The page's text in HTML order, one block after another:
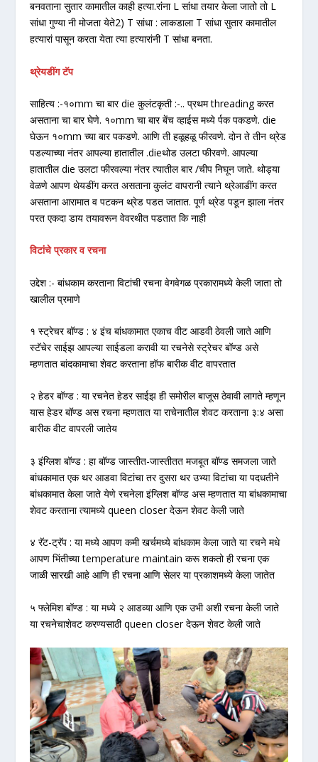
बनवताना सुतार कामातील काही हत्या.रांना L सांधा तयार केला जातो तो L
सांधा गुण्या नी मोजता येते2) T सांधा : लाकडाला T सांधा सुतार कामातील
हत्यारां पासून करता येता त्या हत्यारांनी T सांधा बनता.
थ्रेयडींग टॅप
साहित्य :-१०mm चा बार die कुलंटकृती :-.. प्रथम threading करत
असताना चा बार घेणे. १०mm चा बार बेंच व्हाईस मध्ये र्पक पकडणे. die
घेऊन १०mm च्या बार पकडणे. आणि ती हळूहळू फीरवणे. दोन ते तीन थ्रेड
पडल्याच्या नंतर आपल्या हातातील .dieथोड उलटा फीरवणे. आपल्या
हातातील die उलटा फीरवल्या नंतर त्यातील बार /चीप निघून जाते. थोड्या
वेळणे आपण थेयडींग करत असताना कुलंट वापरानी त्याने थ्रेआडींग करत
असताना आरामात व पटकन थ्रेड पडत जातात. पूर्ण थ्रेड पडून झाला नंतर
परत एकदा डाय तयावरून वेवरथीत पडतात कि नाही
विटांचे प्रकार व रचना
उद्देश :- बांधकाम करताना विटांची रचना वेगवेगळ प्रकारामध्ये केली जाता तो
खालील प्रमाणे
१ स्ट्रेचर बॉण्ड : ४ इंच बांधकामात एकाच वीट आडवी ठेवली जाते आणि
स्टॅचेर साईझ आपल्या साईडला करावी या रचनेसे स्ट्रेचर बॉण्ड असे
म्हणतात बांदकामाचा शेवट करताना हॉफ बारीक वीट वापरतात
२ हेडर बॉण्ड : या रचनेत हेडर साईझ ही समोरील बाजूस ठेवावी लागते म्हणून
यास हेडर बॉण्ड अस रचना म्हणतात या राचेनातील शेवट करताना ३:४ असा
बारीक वीट वापरली जातेय
३ इंग्लिश बॉण्ड : हा बॉण्ड जास्तीत-जास्तीतत मजबूत बॉण्ड समजला जाते
बांधकामात एक थर आडवा विटांचा तर दुसरा थर उभ्या विटांचा या पदधतीने
बांधकामात केला जाते येणे रचनेला इंग्लिश बॉण्ड अस म्हणतात या बांधकामाचा
शेवट करताना त्यामध्ये queen closer देऊन शेवट केली जाते
४ रॅट-ट्रॅप : या मध्ये आपण कमी खर्चमध्ये बांधकाम केला जाते या रचने मधे
आपण भिंतीच्या temperature maintain करू शकतो ही रचना एक
जाळी सारखी आहे आणि ही रचना आणि सेलर या प्रकाशमध्ये केला जातेत
५ फ्लेमिश बॉण्ड : या मध्ये २ आडव्या आणि एक उभी अशी रचना केली जाते
या रचनेचाशेवट करण्यसाठी queen closer देऊन शेवट केली जाते